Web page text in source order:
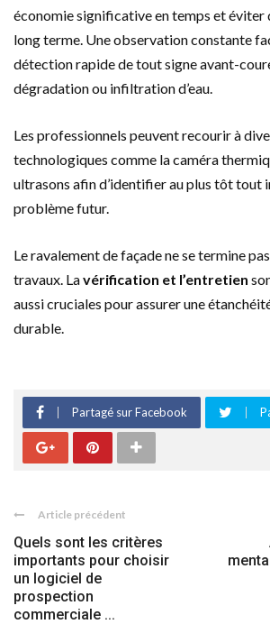
économie significative en temps et éviter
long terme. Une observation constante
détection rapide de tout signe avant-
dégradation ou infiltration d’eau.
Les professionnels peuvent recourir à
technologiques comme la caméra
ultrasons afin d’identifier au plus tôt tout
problème futur.
Le ravalement de façade ne se termine
travaux. Lavérification et l’entretien
aussi cruciales pour assurer une
durable.
Partagé sur Facebook
Article précédent
Quels sont les critères
importants pour choisir
un logiciel de
prospection
commerciale ...